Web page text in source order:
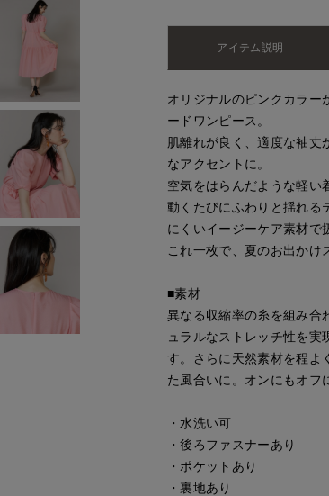
アイテム説明
オリジナルのピンクカラー
ードワンピース。
肌離れが良く、適度な袖丈
なアクセントに。
空気をはらんだような軽い
動くたびにふわりと揺れる
にくいイージーケア素材で
これ一枚で、夏のお出かけ
■素材
異なる収縮率の糸を組み合
ュラルなストレッチ性を
す。さらに天然素材を程よ
た風合いに。オンにもオフ
・水洗い可
・後ろファスナーあり
・ポケットあり
・裏地あり